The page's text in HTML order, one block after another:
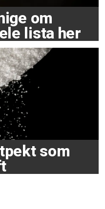
om
lista her
som